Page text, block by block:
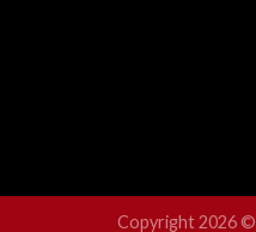
Copyright 2026 ©